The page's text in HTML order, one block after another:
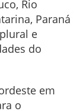
Rio
Paraná
e
do
em
o